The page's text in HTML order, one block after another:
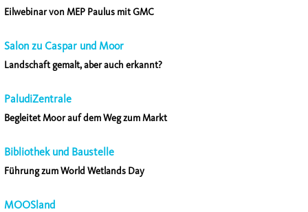
Eilwebinar von MEP Paulus mit GMC
Salon zu Caspar und Moor
Landschaft gemalt, aber auch erkannt?
PaludiZentrale
Begleitet Moor auf dem Weg zum Markt
Bibliothek und Baustelle
Führung zum World Wetlands Day
MOOSland